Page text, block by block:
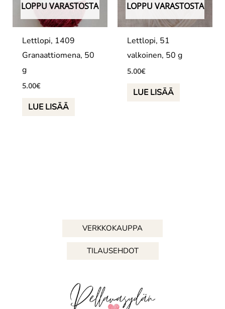
LOPPU VARASTOSTA
Lettlopi, 1409
Granaattiomena, 50
g
5.00€
LUE LISÄÄ
LOPPU VARASTOSTA
Lettlopi, 51
valkoinen, 50 g
5.00€
LUE LISÄÄ
VERKKOKAUPPA
TILAUSEHDOT